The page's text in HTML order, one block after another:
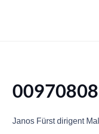
00970808
Janos Fürst dirigent